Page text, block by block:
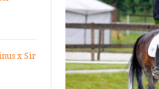
x Sir